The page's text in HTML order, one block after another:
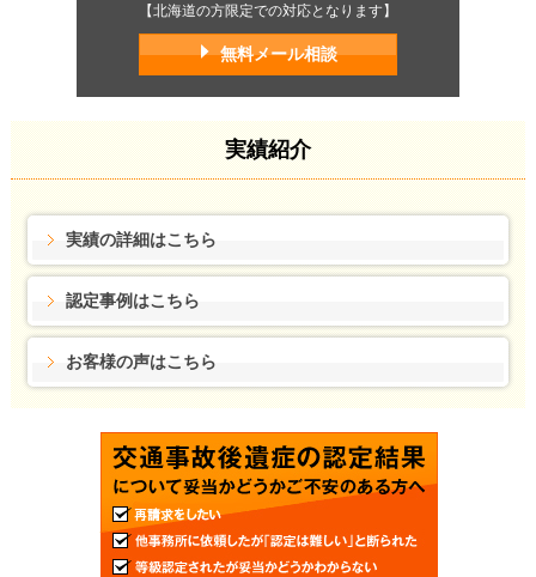
【北海道の方限定での対応となります】
無料メール相談
実績紹介
実績の詳細はこちら
認定事例はこちら
お客様の声はこちら